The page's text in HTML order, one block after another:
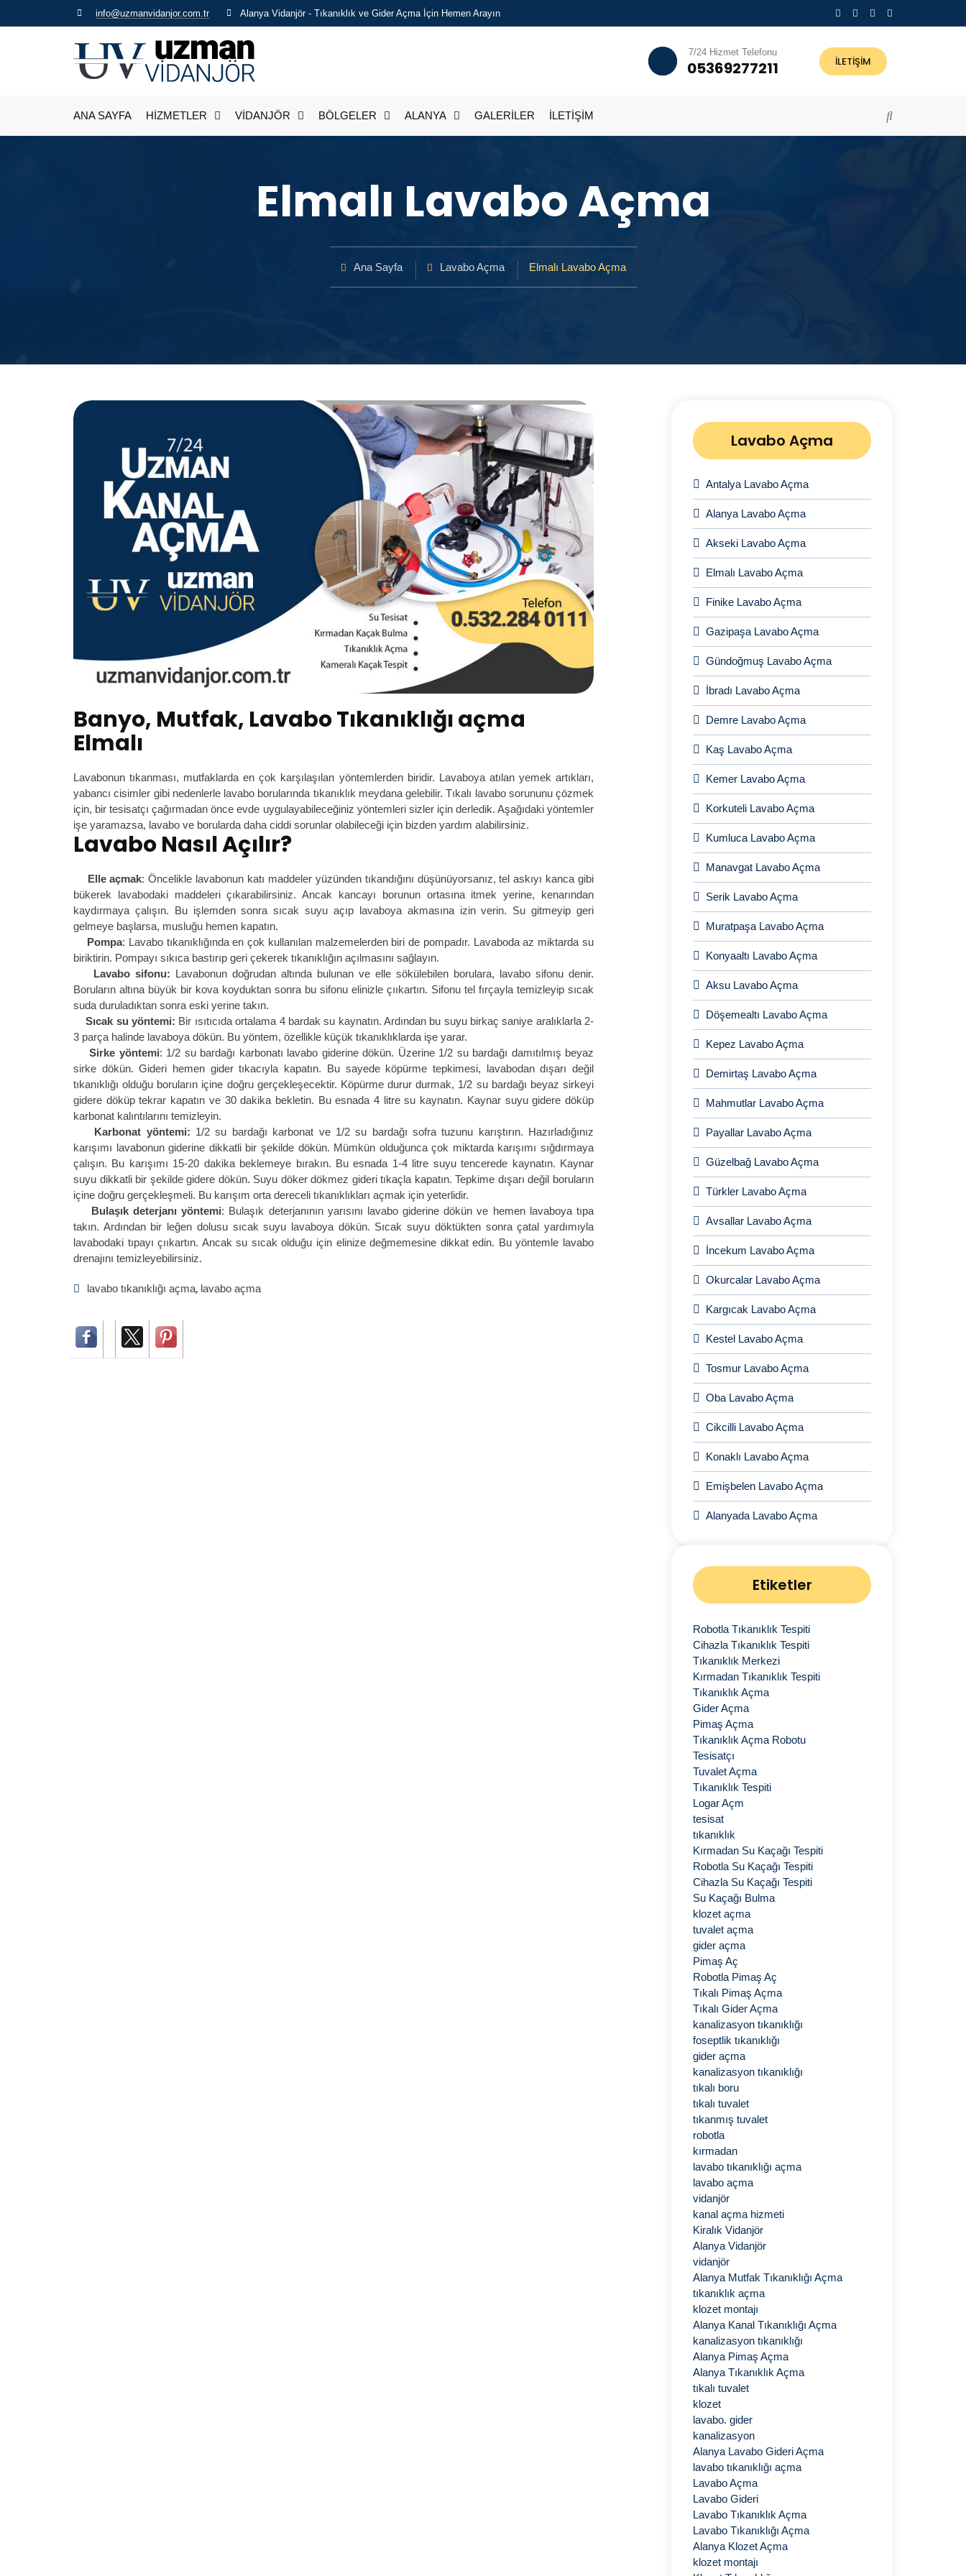
info@uzmanvidanjor.com.tr Alanya Vidanjör - Tıkanıklık ve Gider Açma İçin Hemen Arayın
7/24 Hizmet Telefonu
05369277211 İLETİŞİM
ANA SAYFA HİZMETLER VİDANJÖR BÖLGELER ALANYA GALERİLER İLETİŞİM
Elmalı Lavabo Açma
Ana Sayfa Lavabo Açma Elmalı Lavabo Açma
Banyo, Mutfak, Lavabo Tıkanıklığı açma
Elmalı
Lavabonun tıkanması, mutfaklarda en çok karşılaşılan yöntemlerden biridir. Lavaboya atılan yemek artıkları,
yabancı cisimler gibi nedenlerle lavabo borularında tıkanıklık meydana gelebilir. Tıkalı lavabo sorununu çözmek
için, bir tesisatçı çağırmadan önce evde uygulayabileceğiniz yöntemleri sizler için derledik. Aşağıdaki yöntemler
işe yaramazsa, lavabo ve borularda daha ciddi sorunlar olabileceği için bizden yardım alabilirsiniz.
Lavabo Nasıl Açılır?
Elle açmak: Öncelikle lavabonun katı maddeler yüzünden tıkandığını düşünüyorsanız, tel askıyı kanca gibi
bükerek lavabodaki maddeleri çıkarabilirsiniz. Ancak kancayı borunun ortasına itmek yerine, kenarından
kaydırmaya çalışın. Bu işlemden sonra sıcak suyu açıp lavaboya akmasına izin verin. Su gitmeyip geri
gelmeye başlarsa, musluğu hemen kapatın.
Pompa: Lavabo tıkanıklığında en çok kullanılan malzemelerden biri de pompadır. Lavaboda az miktarda su
biriktirin. Pompayı sıkıca bastırıp geri çekerek tıkanıklığın açılmasını sağlayın.
Lavabo sifonu: Lavabonun doğrudan altında bulunan ve elle sökülebilen borulara, lavabo sifonu denir.
Boruların altına büyük bir kova koyduktan sonra bu sifonu elinizle çııkartın. Sifonu tel fırçayla temizleyip sıcak
suda duruladıktan sonra eski yerine takın.
Sıcak su yöntemi: Bir ısıtıcıda ortalama 4 bardak su kaynatın. Ardından bu suyu birkaç saniye aralıklarla 2-
3 parça halinde lavaboya dökün. Bu yöntem, özellikle küçük tıkanıklıklarda işe yarar.
Sirke yöntemi: 1/2 su bardağı karbonatı lavabo giderine dökün. Üzerine 1/2 su bardağı damıtılmış beyaz
sirke dökün. Gideri hemen gider tıkacıyla kapatın. Bu sayede köpürme tepkimesi, lavabodan dışarı değil
tıkanıklığı olduğu boruların içine doğru gerçekleşecektir. Köpürme durur durmak, 1/2 su bardağı beyaz sirkeyi
gidere döküp tekrar kapatın ve 30 dakika bekletin. Bu esnada 4 litre su kaynatın. Kaynar suyu gidere döküp
karbonat kalıntılarını temizleyin.
Karbonat yöntemi: 1/2 su bardağı karbonat ve 1/2 su bardağı sofra tuzunu karıştırın. Hazırladığınız
karışımı lavabonun giderine dikkatli bir şekilde dökün. Mümkün olduğunca çok miktarda karışımı sığdırmaya
çalışın. Bu karışımı 15-20 dakika beklemeye bırakın. Bu esnada 1-4 litre suyu tencerede kaynatın. Kaynar
suyu dikkatli bir şekilde gidere dökün. Suyu döker dökmez gideri tıkaçla kapatın. Tepkime dışarı değil boruların
içine doğru gerçekleşmeli. Bu karışım orta dereceli tıkanıklıkları açmak için yeterlidir.
Bulaşık deterjanı yöntemi: Bulaşık deterjanının yarısını lavabo giderine dökün ve hemen lavaboya tıpa
takın. Ardından bir leğen dolusu sıcak suyu lavaboya dökün. Sıcak suyu döktükten sonra çatal yardımıyla
lavabodaki tıpayı çııkartın. Ancak su sıcak olduğu için elinize değmemesine dikkat edin. Bu yöntemle lavabo
drenajını temizleyebilirsiniz.
lavabo tıkanıklığı açma lavabo açma
Lavabo Açma
Antalya Lavabo Açma
Alanya Lavabo Açma
Akseki Lavabo Açma
Elmalı Lavabo Açma
Finike Lavabo Açma
Gazipaşa Lavabo Açma
Gündoğmuş Lavabo Açma
İbradı Lavabo Açma
Demre Lavabo Açma
Kaş Lavabo Açma
Kemer Lavabo Açma
Korkuteli Lavabo Açma
Kumluca Lavabo Açma
Manavgat Lavabo Açma
Serik Lavabo Açma
Muratpaşa Lavabo Açma
Konyaaltı Lavabo Açma
Aksu Lavabo Açma
Döşemealtı Lavabo Açma
Kepez Lavabo Açma
Demirtaş Lavabo Açma
Mahmutlar Lavabo Açma
Payallar Lavabo Açma
Güzelbağ Lavabo Açma
Türkler Lavabo Açma
Avsallar Lavabo Açma
İncekum Lavabo Açma
Okurcalar Lavabo Açma
Kargıcak Lavabo Açma
Kestel Lavabo Açma
Tosmur Lavabo Açma
Oba Lavabo Açma
Cikcilli Lavabo Açma
Konaklı Lavabo Açma
Emişbelen Lavabo Açma
Alanyada Lavabo Açma
Etiketler
Robotla Tıkanıklık Tespiti
Cihazla Tıkanıklık Tespiti
Tıkanıklık Merkezi
Kırmadan Tıkanıklık Tespiti
Tıkanıklık Açma
Gider Açma
Pimaş Açma
Tıkanıklık Açma Robotu
Tesisatçı
Tuvalet Açma
Tıkanıklık Tespiti
Logar Açm
tesisat
tıkanıklık
Kırmadan Su Kaçağı Tespiti
Robotla Su Kaçağı Tespiti
Cihazla Su Kaçağı Tespiti
Su Kaçağı Bulma
klozet açma
tuvalet açma
gider açma
Pimaş Aç
Robotla Pimaş Aç
Tıkalı Pimaş Açma
Tıkalı Gider Açma
kanalizasyon tıkanıklığı
foseptlik tıkanıklığı
gider açma
kanalizasyon tıkanıklığı
tıkalı boru
tıkalı tuvalet
tıkanmış tuvalet
robotla
kırmadan
lavabo tıkanıklığı açma
lavabo açma
vidanjör
kanal açma hizmeti
Kiralık Vidanjör
Alanya Vidanjör
vidanjör
Alanya Mutfak Tıkanıklığı Açma
tıkanıklık açma
klozet montajı
Alanya Kanal Tıkanıklığı Açma
kanalizasyon tıkanıklığı
Alanya Pimaş Açma
Alanya Tıkanıklık Açma
tıkalı tuvalet
klozet
lavabo. gider
kanalizasyon
Alanya Lavabo Gideri Açma
lavabo tıkanıklığı açma
Lavabo Açma
Lavabo Gideri
Lavabo Tıkanıklık Açma
Lavabo Tıkanıklığı Açma
Alanya Klozet Açma
klozet montajı